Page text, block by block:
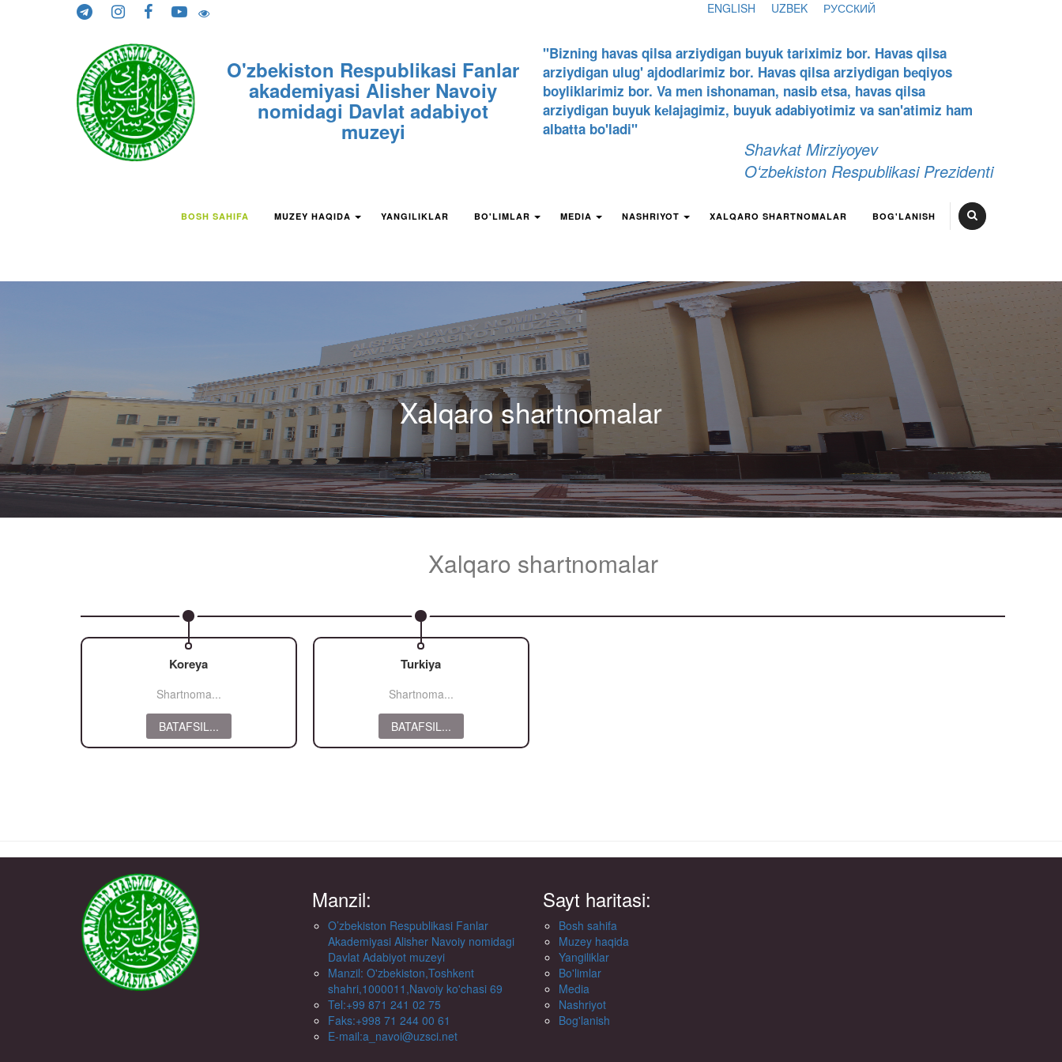
ENGLISH UZBEK РУССКИЙ
O'zbekiston Respublikasi Fanlar
akademiyasi Alisher Navoiy
nomidagi Davlat adabiyot
muzeyi
"Bizning havas qilsa arziydigan buyuk tariximiz bor. Havas qilsa
arziydigan ulug' ajdodlarimiz bor. Havas qilsa arziydigan bеqiyos
boyliklarimiz bor. Va mеn ishonaman, nasib etsa, havas qilsa
arziydigan buyuk kеlajagimiz, buyuk adabiyotimiz va san'atimiz ham
albatta bo'ladi"
Shavkat Mirziyoyev
Oʻzbekiston Respublikasi Prezidenti
BOSH SAHIFA MUZEY HAQIDA YANGILIKLAR BO'LIMLAR MEDIA NASHRIYOT XALQARO SHARTNOMALAR BOG'LANISH
Xalqaro shartnomalar
Xalqaro shartnomalar
Koreya
Shartnoma...
BATAFSIL...
Turkiya
Shartnoma...
BATAFSIL...
Manzil:
O’zbekiston Respublikasi Fanlar
Akademiyasi Alisher Navoiy nomidagi
Davlat Adabiyot muzeyi
Manzil: O'zbekiston,Toshkent
shahri,1000011,Navoiy ko'chasi 69
Tel:+99 871 241 02 75
Faks:+998 71 244 00 61
E-mail:a_navoi@uzsci.net
Sayt haritasi:
Bosh sahifa
Muzey haqida
Yangiliklar
Bo'limlar
Media
Nashriyot
Bog'lanish